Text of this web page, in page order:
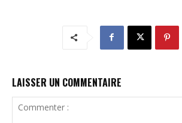
LAISSER UN COMMENTAIRE